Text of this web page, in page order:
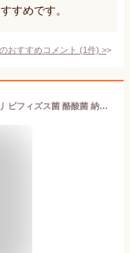
すめです。
おすすめコメント (1件) >
【50%OFF】 菌活善菌 乳酸菌 5兆個 サプリ ビフィズス菌 酪酸菌 納豆菌 オリゴ糖 食物繊維 サプリメント 30日30粒 国内製造 送料無料